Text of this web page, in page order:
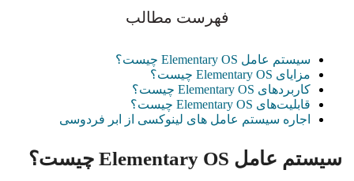
فهرست مطالب
سیستم‌ عامل Elementary OS چیست؟
مزایای Elementary OS چیست؟
کاربردهای Elementary OS چیست؟
قابلیت‌های Elementary OS چیست؟
اجاره سیستم عامل‌ های لینوکسی از ابر فردوسی
سیستم‌ عامل Elementary OS چیست؟